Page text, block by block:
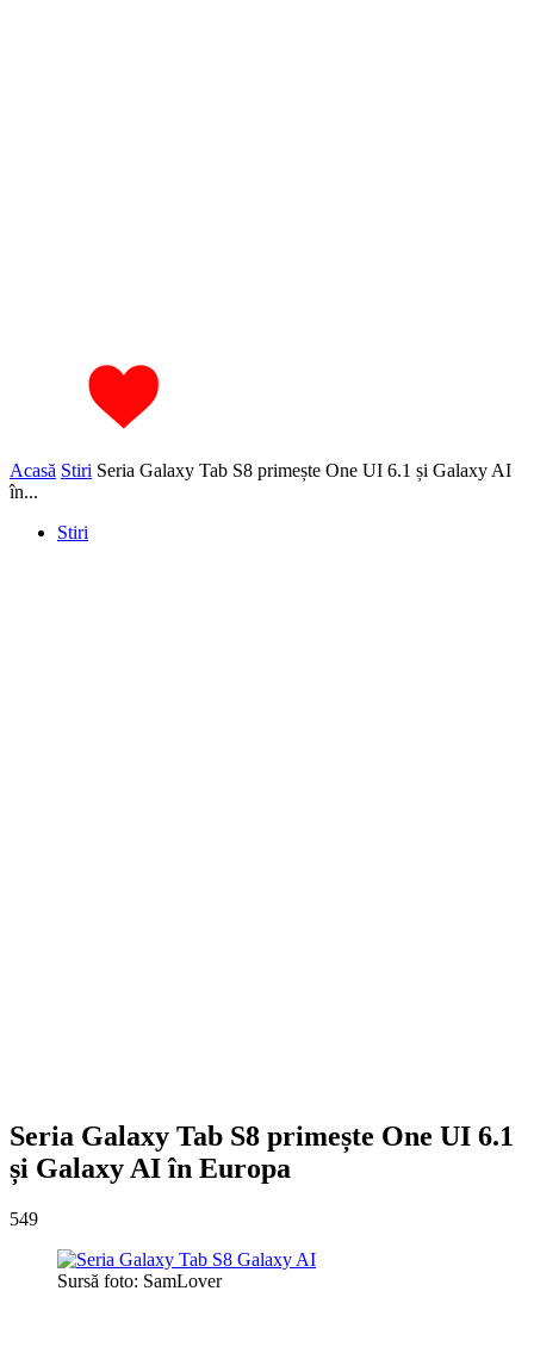
Acasă Stiri Seria Galaxy Tab S8 primește One UI 6.1 și Galaxy AI
în...
Stiri
Seria Galaxy Tab S8 primește One UI 6.1
și Galaxy AI în Europa
549
Sursă foto: SamLover